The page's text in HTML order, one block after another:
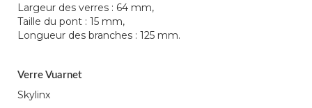
Largeur des verres : 64 mm,
Taille du pont : 15 mm,
Longueur des branches : 125 mm.
Verre Vuarnet
Skylinx